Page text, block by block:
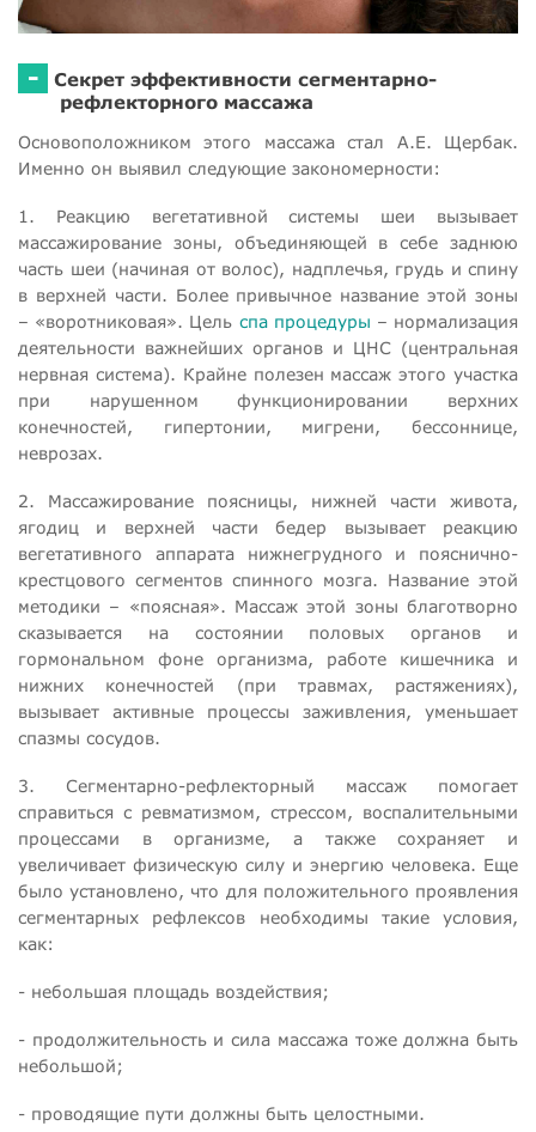
-
Секрет эффективности сегментарно-
рефлекторного массажа
Основоположником этого массажа стал А.Е. Щербак.
Именно он выявил следующие закономерности:
1. Реакцию вегетативной системы шеи вызывает
массажирование зоны, объединяющей в себе заднюю
часть шеи (начиная от волос), надплечья, грудь и спину
в верхней части. Более привычное название этой зоны
– «воротниковая». Цель спа процедуры – нормализация
деятельности важнейших органов и ЦНС (центральная
нервная система). Крайне полезен массаж этого участка
при нарушенном функционировании верхних
конечностей, гипертонии, мигрени, бессоннице,
неврозах.
2. Массажирование поясницы, нижней части живота,
ягодиц и верхней части бедер вызывает реакцию
вегетативного аппарата нижнегрудного и пояснично-
крестцового сегментов спинного мозга. Название этой
методики – «поясная». Массаж этой зоны благотворно
сказывается на состоянии половых органов и
гормональном фоне организма, работе кишечника и
нижних конечностей (при травмах, растяжениях),
вызывает активные процессы заживления, уменьшает
спазмы сосудов.
3. Сегментарно-рефлекторный массаж помогает
справиться с ревматизмом, стрессом, воспалительными
процессами в организме, а также сохраняет и
увеличивает физическую силу и энергию человека. Еще
было установлено, что для положительного проявления
сегментарных рефлексов необходимы такие условия,
как:
- небольшая площадь воздействия;
- продолжительность и сила массажа тоже должна быть
небольшой;
- проводящие пути должны быть целостными.